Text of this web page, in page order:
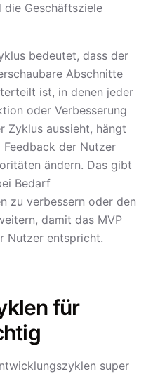
die Geschäftsziele
bedeutet, dass der
Abschnitte
ist, in denen jeder
oder Verbesserung
Zyklus aussieht, hängt
der Nutzer
ändern. Das gibt
Bedarf
zu verbessern oder den
damit das MVP
Nutzer entspricht.
für
super